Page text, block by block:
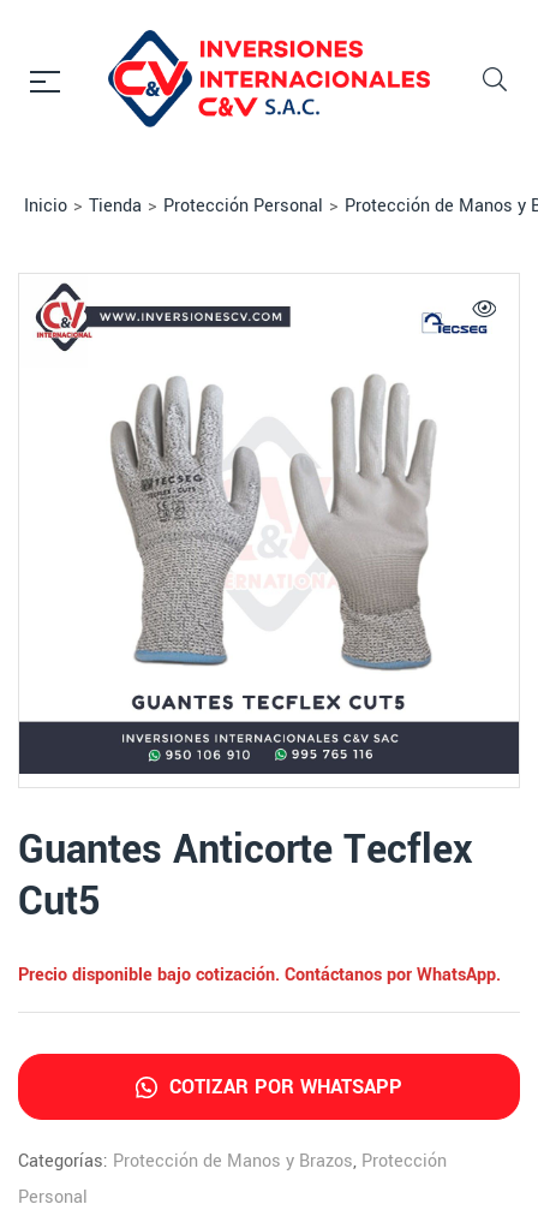
Inicio > Tienda > Protección Personal > Protección de Manos y
Guantes Anticorte Tecflex
Cut5
Precio disponible bajo cotización. Contáctanos por WhatsApp.
COTIZAR POR WHATSAPP
Categorías: Protección de Manos y Brazos, Protección
Personal